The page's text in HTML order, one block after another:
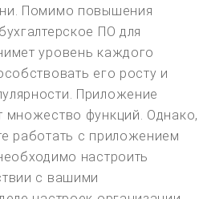
Помимо повышения
ПО для
уровень каждого
его росту и
Приложение
множество функций. Однако,
работать с приложением
настроить
с вашими